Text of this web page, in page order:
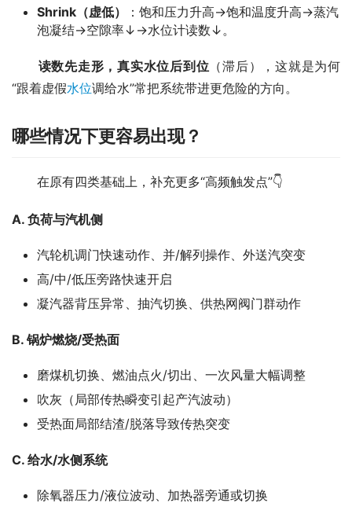
Shrink（虚低）
：饱和压力升高→饱和温度升高→蒸汽
泡凝结→空隙率↓→水位计读数↓。
读数先走形，真实水位后到位 （滞后），这就是为何
“跟着虚假水位调给水”常把系统带进更危险的方向。
哪些情况下更容易出现？
在原有四类基础上，补充更多“高频触发点”👇
A. 负荷与汽机侧
汽轮机调门快速动作、并/解列操作、外送汽突变
高/中/低压旁路快速开启
凝汽器背压异常、抽汽切换、供热网阀门群动作
B. 锅炉燃烧/受热面
磨煤机切换、燃油点火/切出、一次风量大幅调整
吹灰（局部传热瞬变引起产汽波动）
受热面局部结渣/脱落导致传热突变
C. 给水/水侧系统
除氧器压力/液位波动、加热器旁通或切换